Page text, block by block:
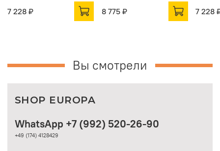
7 228 ₽
8 775 ₽ 7 228
Вы смотрели
WhatsApp +7 (992) 520-26-90
+49 (174) 4128429
SHOP EUROPA